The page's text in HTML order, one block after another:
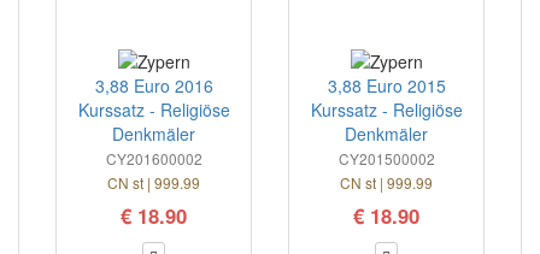
3,88 Euro 2016
Kurssatz - Religiöse
Denkmäler
CY201600002
CN st | 999.99
€ 18.90
3,88 Euro 2015
Kurssatz - Religiöse
Denkmäler
CY201500002
CN st | 999.99
€ 18.90